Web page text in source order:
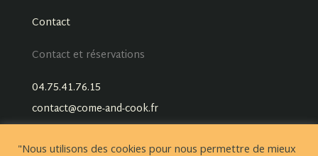
Contact
Contact et réservations
04.75.41.76.15
contact@come-and-cook.fr
"Nous utilisons des cookies pour nous permettre de mieux